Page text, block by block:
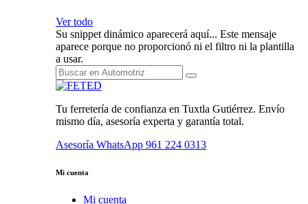
Ver todo
Su snippet dinámico aparecerá aquí... Este mensaje
aparece porque no proporcionó ni el filtro ni la plantilla
a usar.
Tu ferretería de confianza en Tuxtla Gutiérrez. Envío
mismo día, asesoría experta y garantía total.
Asesoría WhatsApp 961 224 0313
Mi cuenta
Mi cuenta